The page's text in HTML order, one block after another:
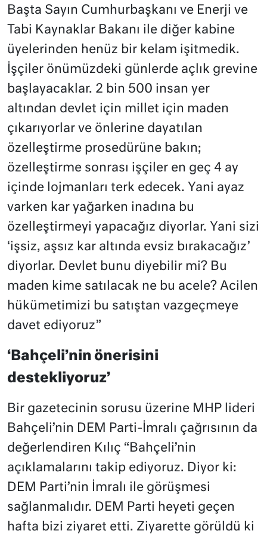
Başta Sayın Cumhurbaşkanı ve Enerji ve
Tabi Kaynaklar Bakanı ile diğer kabine
üyelerinden henüz bir kelam işitmedik.
İşçiler önümüzdeki günlerde açlık grevine
başlayacaklar. 2 bin 500 insan yer
altından devlet için millet için maden
çıkarıyorlar ve önlerine dayatılan
özelleştirme prosedürüne bakın;
özelleştirme sonrası işçiler en geç 4 ay
içinde lojmanları terk edecek. Yani ayaz
varken kar yağarken inadına bu
özelleştirmeyi yapacağız diyorlar. Yani sizi
‘işsiz, aşsız kar altında evsiz bırakacağız’
diyorlar. Devlet bunu diyebilir mi? Bu
maden kime satılacak ne bu acele? Acilen
hükümetimizi bu satıştan vazgeçmeye
davet ediyoruz”
‘Bahçeli’nin önerisini
destekliyoruz’
Bir gazetecinin sorusu üzerine MHP lideri
Bahçeli’nin DEM Parti-İmralı çağrısının da
değerlendiren Kılıç “Bahçeli’nin
açıklamalarını takip ediyoruz. Diyor ki:
DEM Parti’nin İmralı ile görüşmesi
sağlanmalıdır. DEM Parti heyeti geçen
hafta bizi ziyaret etti. Ziyarette görüldü ki